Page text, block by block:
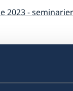
2023 -